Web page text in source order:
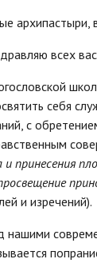
архипастыри,
всех
себя
с
и принесения
и изречений).
нашими